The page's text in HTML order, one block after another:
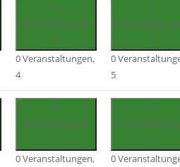
0
Veranstaltungen
4
0 Veranstaltungen,
4
0
5
0
5
0
Veranstaltungen
11
0 Veranstaltungen,
0
12
0